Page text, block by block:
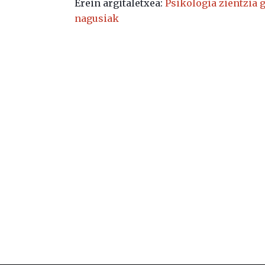
Erein argitaletxea:Psikologia zientzia
nagusiak